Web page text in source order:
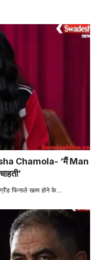
Chamola- ‘मैं Man
फिनाले खत्म होने के…